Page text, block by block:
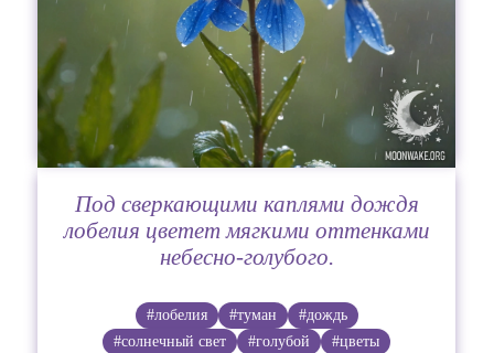
Под сверкающими каплями дождя
лобелия цветет мягкими оттенками
небесно-голубого.
#лобелия #туман
#дождь
#солнечный свет
#голубой
#цветы